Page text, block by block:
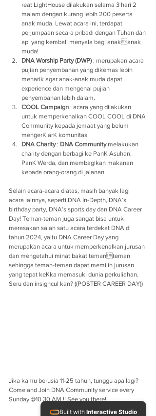
reat LightHouse dilakukan selama 3 hari 2
malam dengan kurang lebih 200 peserta
anak muda. Lewat acara ini, terdapat
perjumpaan secara pribadi dengan Tuhan dan
api yang kembali menyala bagi anakanak
muda!
DNA Worship Party (DWP) : merupakan acara
pujian penyembahan yang dikemas lebih
menarik agar anak-anak muda dapat
experience dan mengenal pujian
penyembahan lebih dalam.
COOL Campaign : acara yang dilakukan
untuk memperkenalkan COOL COOL di DNA
Community kepada jemaat yang belum
mengerK arK komunitas
DNA Charity : DNA Community melakukan
charity dengan berbagi ke PanK Asuhan,
PanK Werda, dan membagikan makanan
kepada orang-orang di jalanan.
Selain acara-acara diatas, masih banyak lagi
acara lainnya, seperti DNA In-Depth, DNA’s
birthday party, DNA’s sports day dan DNA Career
Day! Teman-teman juga sangat bisa untuk
merasakan salah satu acara terdekat DNA di
tahun 2024, yaitu DNA Career Day yang
merupakan acara untuk memperkenalkan jurusan
dan mengetahui minat bakat temanteman
sehingga teman-teman dapat memilih jurusan
yang tepat keKka memasuki dunia perkuliahan.
Seru dan insighcul kan? ((POSTER CAREER DAY))
Jika kamu berusia 11-25 tahun, tunggu apa lagi?
Come and Join DNA Community service every
Sunday @10.30 AM !! See you there!
Built with Interactive Studio